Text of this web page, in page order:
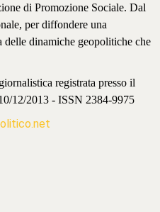
di Promozione Sociale. Dal
per diffondere una
delle dinamiche geopolitiche che
registrata presso il
12/2013 - ISSN 2384-9975